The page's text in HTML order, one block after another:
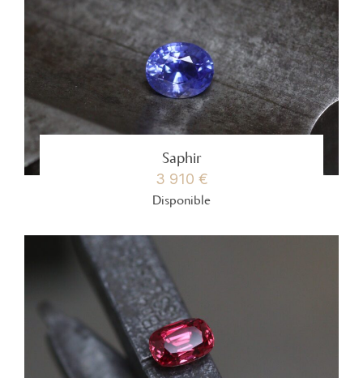
Saphir
3 910 €
Disponible